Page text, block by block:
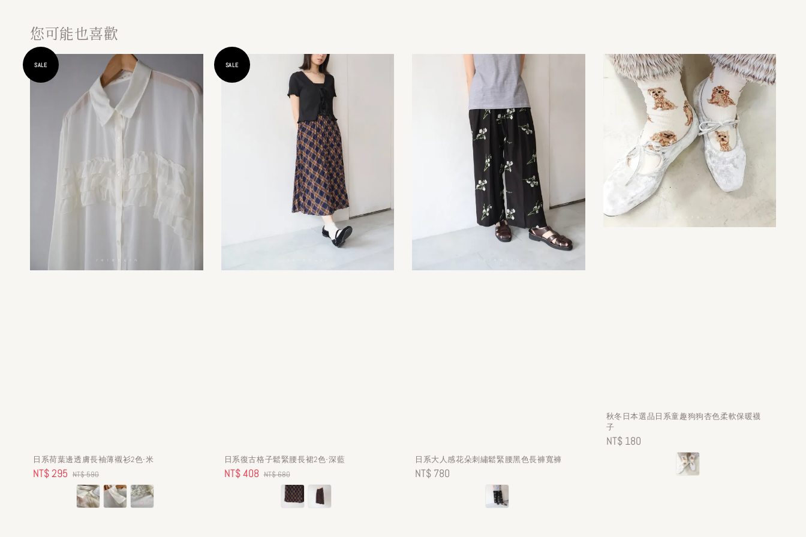
您可能也喜歡
SALE
日系荷葉邊透膚長袖薄襯衫2色-米
Sale
NT$ 295 Regular
price
NT$ 590
SALE
日系復古格子鬆緊腰長裙2色-深藍
Sale
NT$ 408 Regular
price
NT$ 680
日系大人感花朵刺繡鬆緊腰黑色長褲寬褲
Regular
NT$ 780
秋冬日本選品日系童趣狗狗杏色柔軟保暖襪
子
Regular
NT$ 180